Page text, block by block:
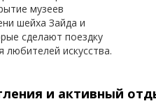
музеев
шейха Зайда и
сделают поездку
искусства.
и активный